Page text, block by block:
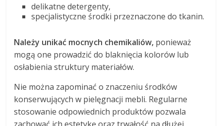
delikatne detergenty,
specjalistyczne środki przeznaczone do tkanin.
Należy unikać mocnych chemikaliów, ponieważ
mogą one prowadzić do blaknięcia kolorów lub
osłabienia struktury materiałów.
Nie można zapominać o znaczeniu środków
konserwujących w pielęgnacji mebli. Regularne
stosowanie odpowiednich produktów pozwala